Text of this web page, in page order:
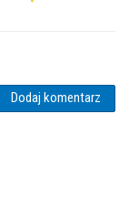
Dodaj komentarz